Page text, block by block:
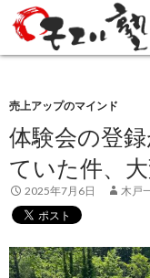
Search
SKIP
TO
売上アップのマインド
体験会の登
ていた件、
2025年7月6日 木戸